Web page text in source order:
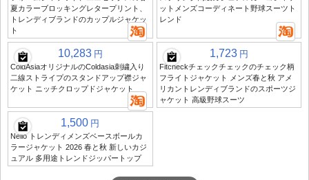
夏カラーブロッキングレタープリント、
トレンディブランドのカップルジャケッ
ト
ットメンズコーディネート野球スーツト
レンド
10,283 円
ColdAsiaオリジナルのColdasia刺繍入り
二線ストライプのスタンドアップ襟ジャ
ケット ニッチクロップドジャケット
1,723 円
Fitcheckチェックチェックのチェック柄
フライトジャケット メンズ春と秋 アメ
リカントレンディブランドのスポーツジ
ャケット 高級野球スーツ
1,500 円
Neilo トレンディメンズベースボールカ
ラージャケット 2026 春と秋 新しいカジ
ュアル 多用途トレンドジッパートップ